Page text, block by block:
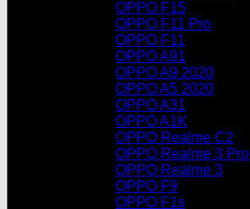
OPPO F15
OPPO F11 Pro
OPPO F11
OPPO A91
OPPO A9 2020
OPPO A5 2020
OPPO A31
OPPO A1K
OPPO Realme C2
OPPO Realme 3 Pro
OPPO Realme 3
OPPO F9
OPPO F1s